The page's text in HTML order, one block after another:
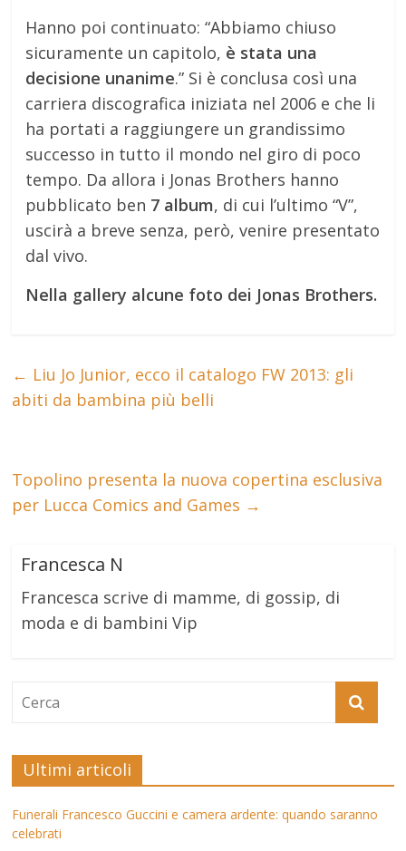
Hanno poi continuato: “Abbiamo chiuso
sicuramente un capitolo, è stata una
decisione unanime.” Si è conclusa così una
carriera discografica iniziata nel 2006 e che li
ha portati a raggiungere un grandissimo
successo in tutto il mondo nel giro di poco
tempo. Da allora i Jonas Brothers hanno
pubblicato ben 7 album, di cui l’ultimo “V”,
uscirà a breve senza, però, venire presentato
dal vivo.
Nella gallery alcune foto dei Jonas Brothers.
← Liu Jo Junior, ecco il catalogo FW 2013: gli
abiti da bambina più belli
Topolino presenta la nuova copertina esclusiva
per Lucca Comics and Games →
Francesca N
Francesca scrive di mamme, di gossip, di
moda e di bambini Vip
Ultimi articoli
Funerali Francesco Guccini e camera ardente: quando saranno
celebrati